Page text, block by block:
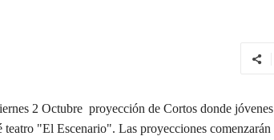
2 Octubre proyección de Cortos donde jóvenes
teatro "El Escenario". Las proyecciones